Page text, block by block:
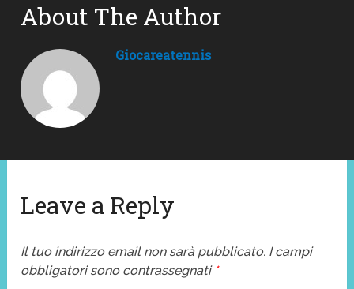
About The Author
Giocareatennis
Leave a Reply
Il tuo indirizzo email non sarà pubblicato. I campi
obbligatori sono contrassegnati *